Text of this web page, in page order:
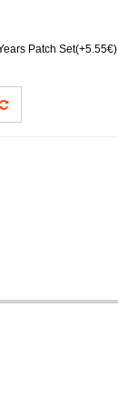
Patch Set(+5.55€)